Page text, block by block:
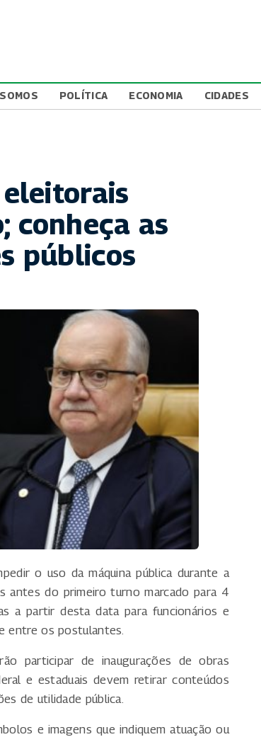
POLÍTICA ECONOMIA CIDADES
conheça as
públicos
o uso da máquina pública durante a
antes do primeiro turno marcado para 4
a partir desta data para funcionários e
entre os postulantes.
participar de inaugurações de obras
e estaduais devem retirar conteúdos
de utilidade pública.
e imagens que indiquem atuação ou